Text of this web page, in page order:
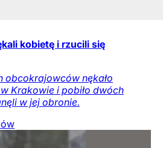
kobietę i rzucili się
obcokrajowców nękało
Krakowie i pobiło dwóch
w jej obronie.